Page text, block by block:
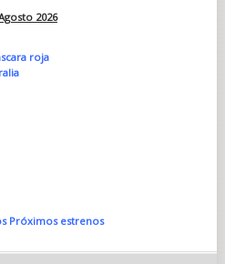
2026
roja
Próximos estrenos